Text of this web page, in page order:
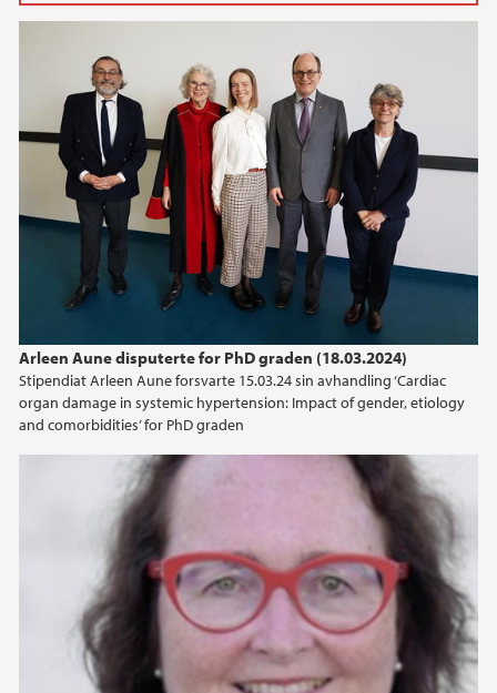
Arleen Aune disputerte for PhD graden (18.03.2024)
Stipendiat Arleen Aune forsvarte 15.03.24 sin avhandling ‘Cardiac
organ damage in systemic hypertension: Impact of gender, etiology
and comorbidities’ for PhD graden
June (3)
May (1)
April (3)
March (2)
February (3)
January (4)
2024
2022